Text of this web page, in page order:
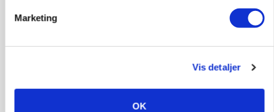
Marketing
Vis detaljer
OK